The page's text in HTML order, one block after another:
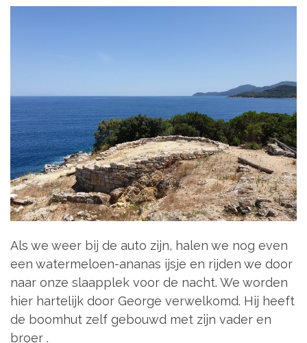
Als we weer bij de auto zijn, halen we nog even
een watermeloen-ananas ijsje en rijden we door
naar onze slaapplek voor de nacht. We worden
hier hartelijk door George verwelkomd. Hij heeft
de boomhut zelf gebouwd met zijn vader en
broer .